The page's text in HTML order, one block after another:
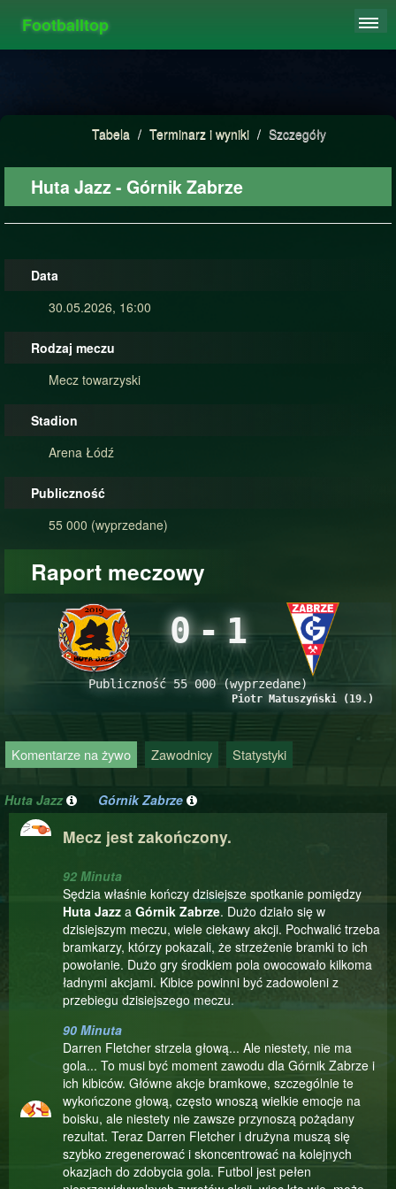
Footballtop
STATYSTYKI
Tabela / Terminarz i wyniki / Szczegóły
Huta Jazz - Górnik Zabrze
Data
30.05.2026, 16:00
Rodzaj meczu
Mecz towarzyski
Stadion
Arena Łódź
Publiczność
55 000 (wyprzedane)
Raport meczowy
0- 1
Publiczność 55 000 (wyprzedane)
Piotr Matuszyński (19.)
Komentarze na żywo Zawodnicy Statystyki
Huta Jazz Górnik Zabrze
Mecz jest zakończony.
92 Minuta
Sędzia właśnie kończy dzisiejsze spotkanie pomiędzy
Huta Jazz a Górnik Zabrze. Dużo działo się w
dzisiejszym meczu, wiele ciekawy akcji. Pochwalić trzeba
bramkarzy, którzy pokazali, że strzeżenie bramki to ich
powołanie. Dużo gry środkiem pola owocowało kilkoma
ładnymi akcjami. Kibice powinni być zadowoleni z
przebiegu dzisiejszego meczu.
90 Minuta
Darren Fletcher strzela głową... Ale niestety, nie ma
gola... To musi być moment zawodu dla Górnik Zabrze i
ich kibiców. Główne akcje bramkowe, szczególnie te
wykończone głową, często wnoszą wielkie emocje na
boisku, ale niestety nie zawsze przynoszą pożądany
rezultat. Teraz Darren Fletcher i drużyna muszą się
szybko zregenerować i skoncentrować na kolejnych
okazjach do zdobycia gola. Futbol jest pełen